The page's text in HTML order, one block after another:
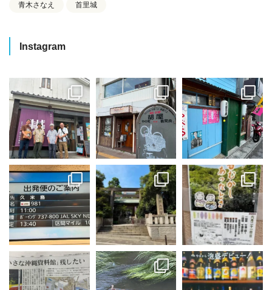
青木さなえ 首里城
Instagram